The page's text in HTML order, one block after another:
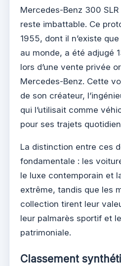
Mercedes-Benz 300
reste imbattable. Ce
1955, dont il n’existe
au monde, a été adjugé
lors d’une vente privée
Mercedes-Benz. Cette
de son créateur,
qui l’utilisait comme
pour ses trajets
La distinction entre ces
fondamentale : les
le luxe contemporain et
extrême, tandis que les
collection tirent leur
leur palmarès sportif et
patrimoniale.
Classement